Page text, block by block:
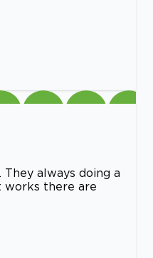
They always doing a
works there are